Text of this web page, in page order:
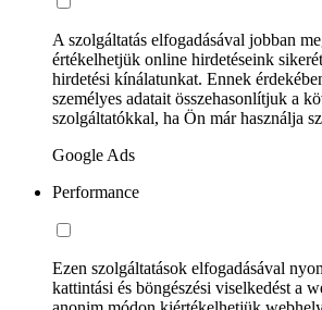
A szolgáltatás elfogadásával jobban
értékelhetjük online hirdetéseink
hirdetési kínálatunkat. Ennek
személyes adatait összehasonlítjuk a
szolgáltatókkal, ha Ön már használja
Google Ads
Performance
Ezen szolgáltatások elfogadásával
kattintási és böngészési viselkedést a